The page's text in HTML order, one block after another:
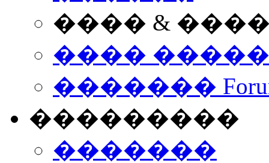
���� &
����
�������
���������
�������